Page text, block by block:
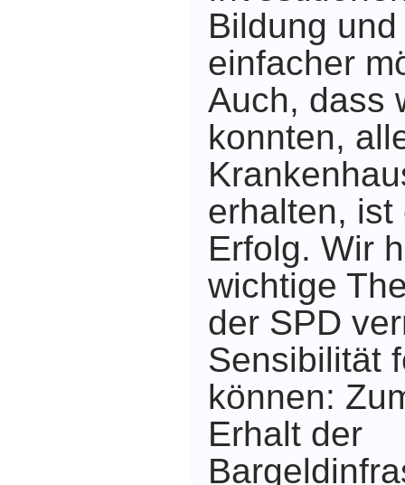
Bildung
einfacher
Auch, dass
konnten,
erhalten,
Erfolg. Wir
wichtige
der SPD
Sensibilität
können:
Erhalt der